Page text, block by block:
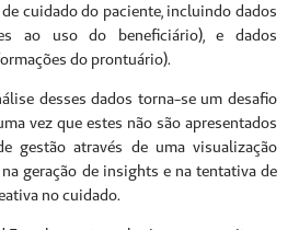
cuidado do paciente, incluindo dados
ao uso do beneficiário), e dados
do prontuário).
desses dados torna-se um desafio
vez que estes não são apresentados
gestão através de uma visualização
geração de insights e na tentativa de
no cuidado.